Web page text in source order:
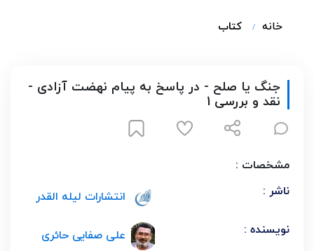
خانه کتاب
جنگ یا صلح - در پاسخ به پیام نهضت آزادی -
نقد و بررسی 1
مشخصات :
ناشر :
انتشارات لیله القدر
نویسنده : علی صفایی حائری